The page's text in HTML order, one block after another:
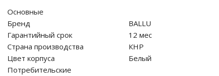
Основные
Бренд
BALLU
Гарантийный срок
12 мес
Страна производства
КНР
Цвет корпуса
Белый
Потребительские